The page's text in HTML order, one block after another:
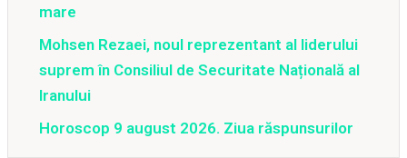
mare
Mohsen Rezaei, noul reprezentant al liderului
suprem în Consiliul de Securitate Națională al
Iranului
Horoscop 9 august 2026. Ziua răspunsurilor